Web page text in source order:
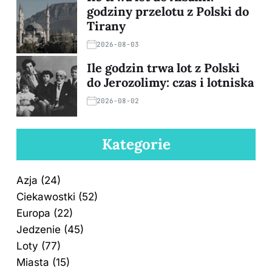
godziny przelotu z Polski do
Tirany
2026-08-03
Ile godzin trwa lot z Polski
do Jerozolimy: czas i lotniska
2026-08-02
Kategorie
Azja (24)
Ciekawostki (52)
Europa (22)
Jedzenie (45)
Loty (77)
Miasta (15)